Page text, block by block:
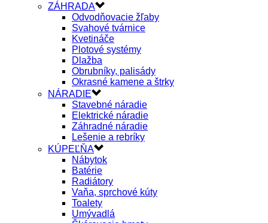
ZÁHRADA
Odvodňovacie žľaby
Svahové tvárnice
Kvetináče
Plotové systémy
Dlažba
Obrubníky, palisády
Okrasné kamene a štrky
NÁRADIE
Stavebné náradie
Elektrické náradie
Záhradné náradie
Lešenie a rebríky
KÚPEĽŇA
Nábytok
Batérie
Radiátory
Vaňa, sprchové kúty
Toalety
Umývadlá